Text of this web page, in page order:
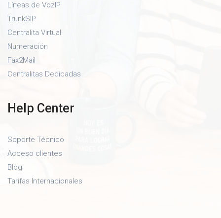
Líneas de VozIP
TrunkSIP
Centralita Virtual
Numeración
Fax2Mail
Centralitas Dedicadas
Help Center
Soporte Técnico
Acceso clientes
Blog
Tarifas Internacionales